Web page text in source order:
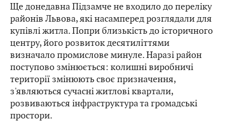
Ще донедавна Підзамче не входило до переліку
районів Львова, які насамперед розглядали для
купівлі житла. Попри близькість до історичного
центру, його розвиток десятиліттями
визначало промислове минуле. Наразі район
поступово змінюється: колишні виробничі
території змінюють своє призначення,
з'являються сучасні житлові квартали,
розвиваються інфраструктура та громадські
простори.